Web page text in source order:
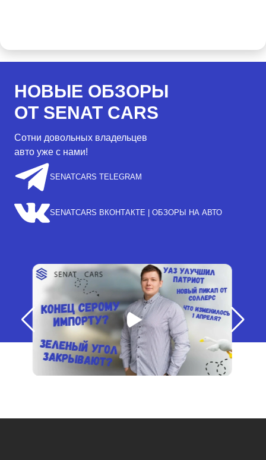
НОВЫЕ ОБЗОРЫ
ОТ SENAT CARS
Сотни довольных владельцев
авто уже с нами!
SENATCARS TELEGRAM
SENATCARS ВКОНТАКТЕ | ОБЗОРЫ НА АВТО